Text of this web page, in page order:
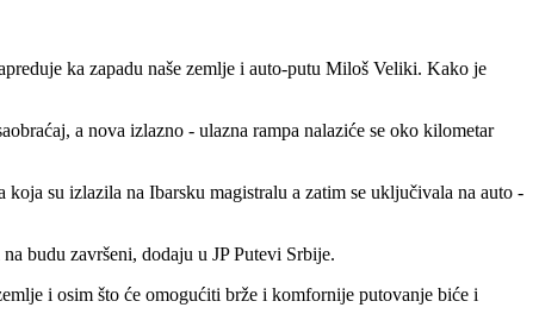
ka zapadu naše zemlje i auto-putu Miloš Veliki. Kako je
a nova izlazno - ulazna rampa nalaziće se oko kilometar
su izlazila na Ibarsku magistralu a zatim se uključivala na auto -
budu završeni, dodaju u JP Putevi Srbije.
i osim što će omogućiti brže i komfornije putovanje biće i